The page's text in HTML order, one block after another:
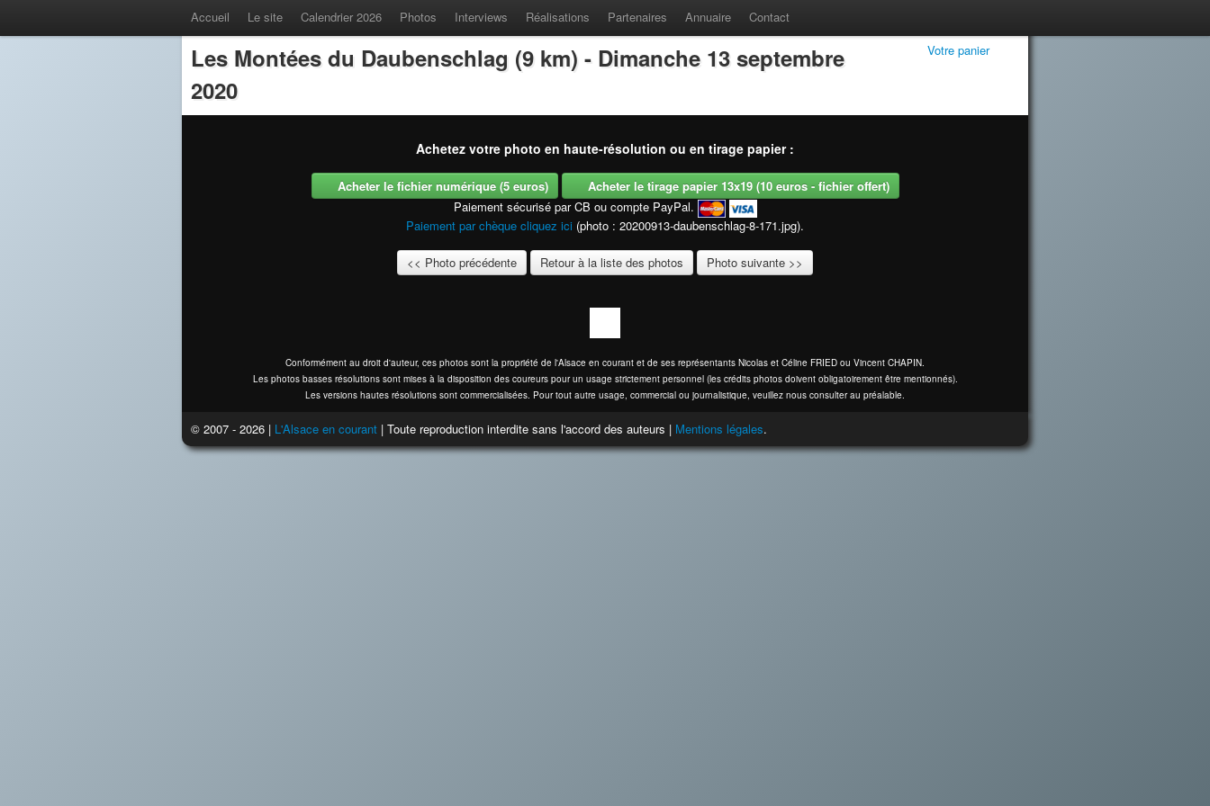
Accueil Le site Calendrier 2026 Photos Interviews Réalisations Partenaires Annuaire Contact
Les Montées du Daubenschlag (9 km) - Dimanche 13 septembre
2020
Votre panier
Achetez votre photo en haute-résolution ou en tirage papier :
Acheter le fichier numérique (5 euros)
Acheter le tirage papier 13x19 (10 euros - fichier offert)
Paiement sécurisé par CB ou compte PayPal.
Paiement par chèque cliquez ici (photo : 20200913-daubenschlag-8-171.jpg).
<< Photo précédente Retour à la liste des photos Photo suivante >>
Conformément au droit d'auteur, ces photos sont la propriété de l'Alsace en courant et de ses représentants Nicolas et Céline FRIED ou Vincent CHAPIN.
Les photos basses résolutions sont mises à la disposition des coureurs pour un usage strictement personnel (les crédits photos doivent obligatoirement être mentionnés).
Les versions hautes résolutions sont commercialisées. Pour tout autre usage, commercial ou journalistique, veuillez nous consulter au préalable.
© 2007 - 2026 | L'Alsace en courant | Toute reproduction interdite sans l'accord des auteurs | Mentions légales.